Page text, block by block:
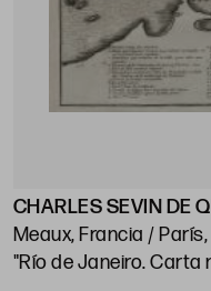
CHARLES SEVIN DE
Meaux, Francia / París,
"Río de Janeiro. Carta